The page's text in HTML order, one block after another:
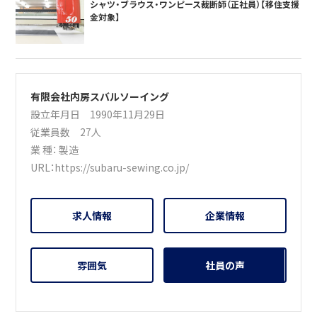
シャツ・ブラウス・ワンピース裁断師（正社員）【移住支援
金対象】
有限会社内房スバルソーイング
設立年月日 1990年11月29日
従業員数 27人
業 種：製造
URL：https://subaru-sewing.co.jp/
求人情報 企業情報
雰囲気 社員の声